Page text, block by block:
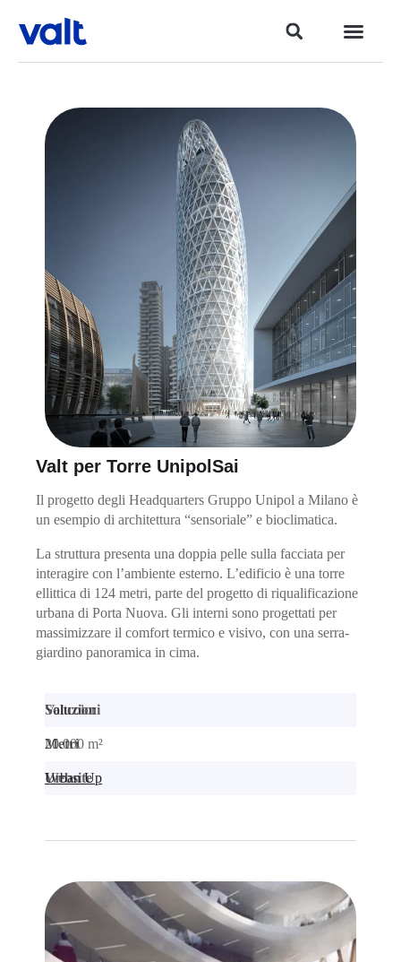
Valt per Torre UnipolSai
Il progetto degli Headquarters Gruppo Unipol a Milano è
un esempio di architettura “sensoriale” e bioclimatica.
La struttura presenta una doppia pelle sulla facciata per
interagire con l’ambiente esterno. L’edificio è una torre
ellittica di 124 metri, parte del progetto di riqualificazione
urbana di Porta Nuova. Gli interni sono progettati per
massimizzare il comfort termico e visivo, con una serra-
giardino panoramica in cima.
Soluzioni
Valtcolor
Metri
20.000 m²
Website
Urban Up